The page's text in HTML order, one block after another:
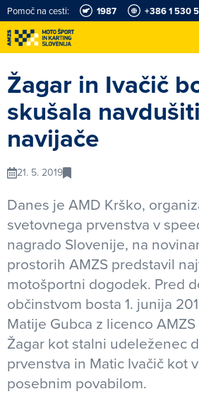
Pomoč na cesti: 1987 +386 1 530
Žagar in Ivačič
skušala
navijače
21. 5. 2019
Danes je AMD Krško,
svetovnega prvenstva v
nagrado Slovenije, na
prostorih AMZS predstavil
motošportni dogodek. Pred
občinstvom bosta 1. junija
Matije Gubca z licenco
Žagar kot stalni udeleženec
prvenstva in Matic Ivačič kot
posebnim povabilom.